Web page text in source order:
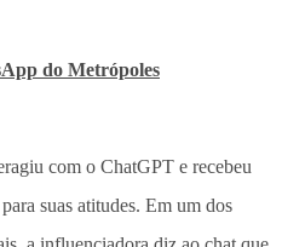
do Metrópoles
com o ChatGPT e recebeu
suas atitudes. Em um dos